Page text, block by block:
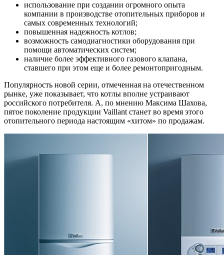
использование при создании огромного опыта
компании в производстве отопительных приборов и
самых современных технологий;
повышенная надежность котлов;
возможность самодиагностики оборудования при
помощи автоматических систем;
наличие более эффективного газового клапана,
ставшего при этом еще и более ремонтопригодным.
Популярность новой серии, отмеченная на отечественном
рынке, уже показывает, что котлы вполне устраивают
российского потребителя. А, по мнению Максима Шахова,
пятое поколение продукции Vaillant станет во время этого
отопительного периода настоящим «хитом» по продажам.